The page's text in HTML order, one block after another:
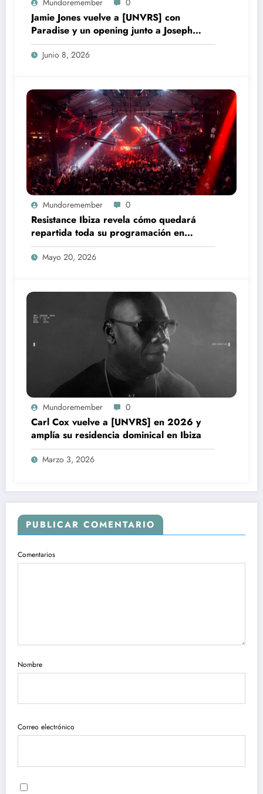
Mundoremember 0
Jamie Jones vuelve a [UNVRS] con
Paradise y un opening junto a Joseph
Capriati
Junio 8, 2026
Mundoremember 0
Resistance Ibiza revela cómo quedará
repartida toda su programación en
Amnesia este verano 2026
Mayo 20, 2026
Mundoremember 0
Carl Cox vuelve a [UNVRS] en 2026 y
amplía su residencia dominical en Ibiza
Marzo 3, 2026
PUBLICAR COMENTARIO
Comentarios
Nombre
Correo electrónico